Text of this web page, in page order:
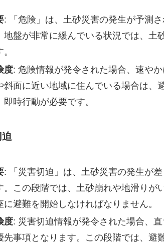
: 「危険」は、土砂災害の発生が予測
地盤が非常に緩んでいる状況では、土
度: 危険情報が発令された場合、速や
斜面に近い地域に住んでいる場合は、
即時行動が必要です。
: 「災害切迫」は、土砂災害の発生が
。この段階では、土砂崩れや地滑りが
に避難を開始しなければなりません。
度: 災害切迫情報が発令された場合、
先事項となります。この段階では、避